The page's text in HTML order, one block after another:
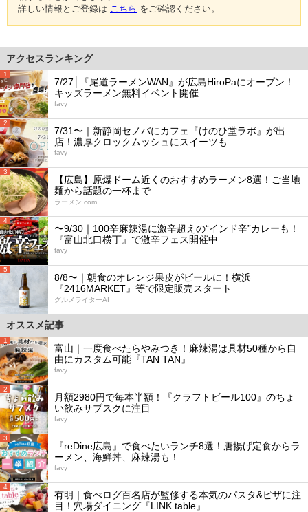
詳しい情報とご登録は こちら をご確認ください。
アクセスランキング
1
7/27│『尾道ラーメンWAN』が広島HiroPaにオープン！
キッズラーメン無料イベント開催
favy
2
7/31〜｜新静岡セノバにカフェ『けのひ堂ラボ』が出
店！濃厚クロックムッシュにスイーツも
favy
3
【広島】原爆ドーム近くのおすすめラーメン8選！ご当地
麺から話題の一杯まで
ラーメン.com
4
〜9/30｜100辛麻辣湯に激辛超えの“インド辛”カレーも！
『富山北口横丁』で激辛フェス開催中
favy
5
8/8〜｜朝食のオレンジ果皮がビールに！横浜
『2416MARKET』等で限定販売スタート
グルメライターAI
オススメ記事
1
富山｜一度食べたらやみつき！麻辣湯は具材50種から自
由にカスタム可能『TAN TAN』
favy
2
月額2980円で毎本半額！『クラフトビール100』のちょ
い飲みサブスクに注目
favy
3
『reDine広島』で食べたいランチ8選！唐揚げ定食からラ
ーメン、海鮮丼、麻辣湯も！
favy
4
有明｜食べログ百名店が監修する本気のパスタ&ピザに注
目！穴場ダイニング『LINK table』